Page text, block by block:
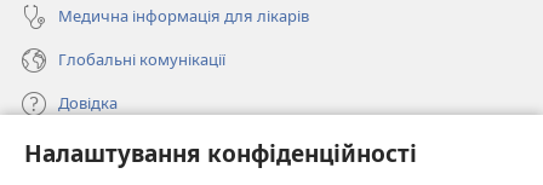
Налаштування конфіденційності
Медична інформація для лікарів
Глобальні комунікації
Довідка
Пожертви
(відкривається